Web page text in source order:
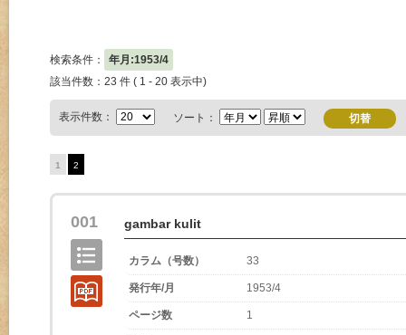
検索条件：
年月:1953/4
該当件数：23 件 ( 1 - 20 表示中)
表示件数： ソート：
1 2
001 gambar kulit
カラム（号数） 33
発行年/月 1953/4
ページ数 1